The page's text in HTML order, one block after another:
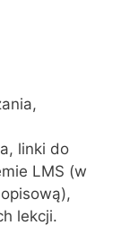
linki do
LMS (w
lekcji.